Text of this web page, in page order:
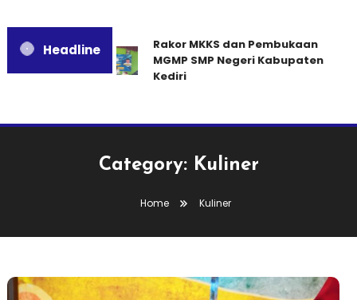
Headline
Rakor MKKS dan Pembukaan
MGMP SMP Negeri Kabupaten
Kediri
Category: Kuliner
Home Kuliner